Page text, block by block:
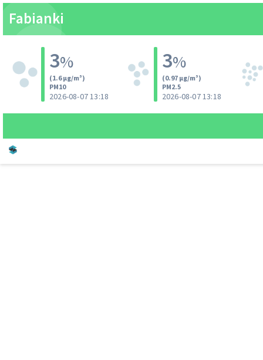
Fabianki
3%
(1.6 µg/m³)
PM10
2026-08-07 13:18
3%
(0.97 µg/m³)
PM2.5
2026-08-07 13:18